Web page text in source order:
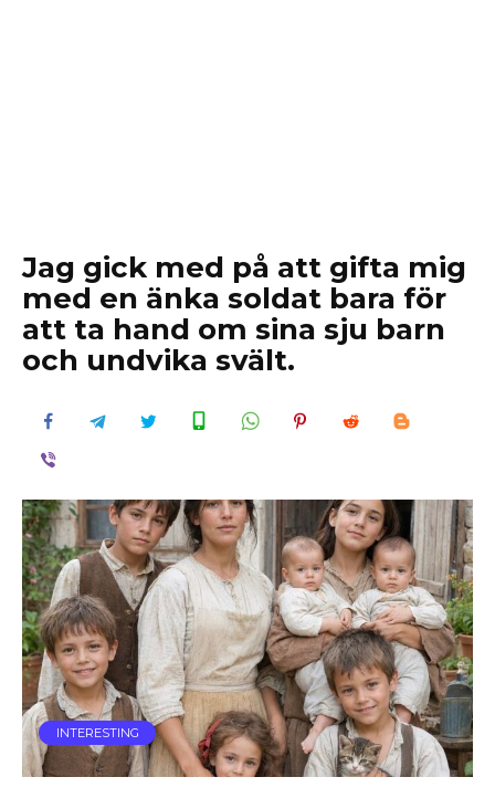
Jag gick med på att gifta mig
med en änka soldat bara för
att ta hand om sina sju barn
och undvika svält.
INTERESTING